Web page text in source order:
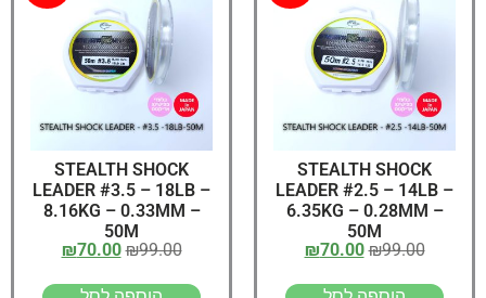
STEALTH SHOCK
LEADER #2.5 – 14LB –
6.35KG – 0.28MM –
50M
₪99.00
₪70.00
STEALTH SHOCK
LEADER #3.5 – 18LB –
8.16KG – 0.33MM –
50M
₪99.00
₪70.00